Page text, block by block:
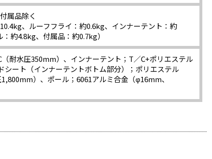
属品除く
10.4kg、ルーフフライ：約0.6kg、インナーテント：約
約4.8kg、付属品：約0.7kg）
（耐水圧350mm）、インナーテント；T／C+ポリエステル
シート（インナーテントボトム部分）；ポリエステル
）、ポール；6061アルミ合金（φ16mm、